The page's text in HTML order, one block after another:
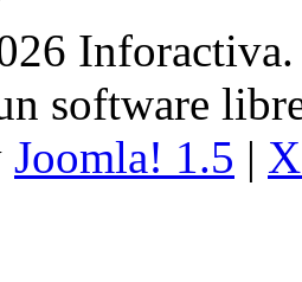
Inforactiva.
software
Joomla! 1.5 |